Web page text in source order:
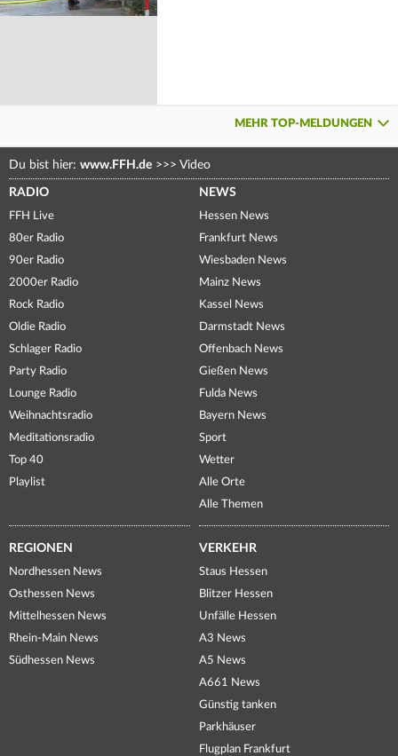
MEHR TOP-MELDUNGEN
Du bist hier: www.FFH.de >>> Video
RADIO
FFH Live
80er Radio
90er Radio
2000er Radio
Rock Radio
Oldie Radio
Schlager Radio
Party Radio
Lounge Radio
Weihnachtsradio
Meditationsradio
Top 40
Playlist
NEWS
Hessen News
Frankfurt News
Wiesbaden News
Mainz News
Kassel News
Darmstadt News
Offenbach News
Gießen News
Fulda News
Bayern News
Sport
Wetter
Alle Orte
Alle Themen
REGIONEN
Nordhessen News
Osthessen News
Mittelhessen News
Rhein-Main News
Südhessen News
VERKEHR
Staus Hessen
Blitzer Hessen
Unfälle Hessen
A3 News
A5 News
A661 News
Günstig tanken
Parkhäuser
Flugplan Frankfurt